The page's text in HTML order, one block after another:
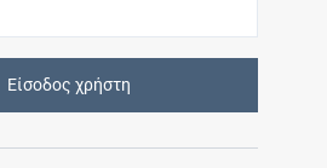
Είσοδος χρήστη